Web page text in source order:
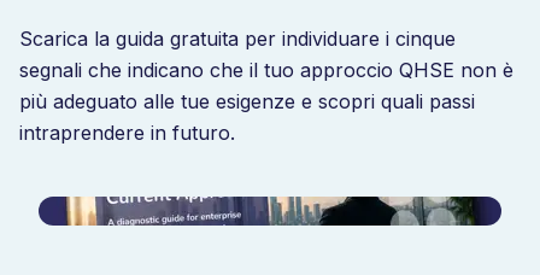
Scarica la guida gratuita per individuare i cinque
segnali che indicano che il tuo approccio QHSE non è
più adeguato alle tue esigenze e scopri quali passi
intraprendere in futuro.